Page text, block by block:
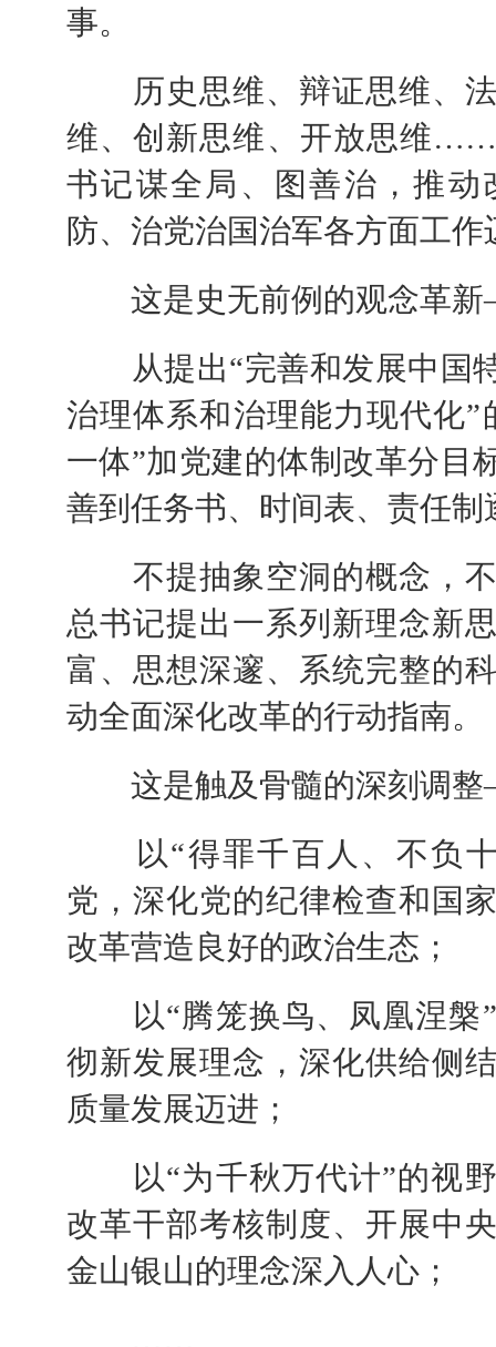
事。
历史思维、辩证思维、法
维、创新思维、开放思维
书记谋全局、图善治，推
防、治党治国治军各方面工作
这是史无前例的观念革
从提出“完善和发展中国
治理体系和治理能力现代化
一体”加党建的体制改革分目
善到任务书、时间表、责任
不提抽象空洞的概念，不
总书记提出一系列新理念新
富、思想深邃、系统完整的
动全面深化改革的行动指南。
这是触及骨髓的深刻调
以“得罪千百人、不负十
党，深化党的纪律检查和国
改革营造良好的政治生态；
以“腾笼换鸟、凤凰涅槃”
彻新发展理念，深化供给侧
质量发展迈进；
以“为千秋万代计”的视野
改革干部考核制度、开展中
金山银山的理念深入人心；
……